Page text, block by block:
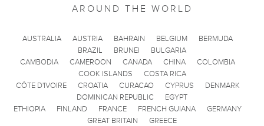
AROUND THE WORLD
AUSTRALIA AUSTRIA BAHRAIN BELGIUM
BERMUDA
BRAZIL
BRUNEI
BULGARIA
CAMBODIA
CAMEROON CANADA CHINA
COLOMBIA
COOK ISLANDS
COSTA RICA
CÔTE D'IVOIRE
CROATIA CURACAO CYPRUS
DENMARK
DOMINICAN REPUBLIC
EGYPT
ETHIOPIA
FINLAND FRANCE FRENCH GUIANA
GERMANY
GREAT BRITAIN
GREECE